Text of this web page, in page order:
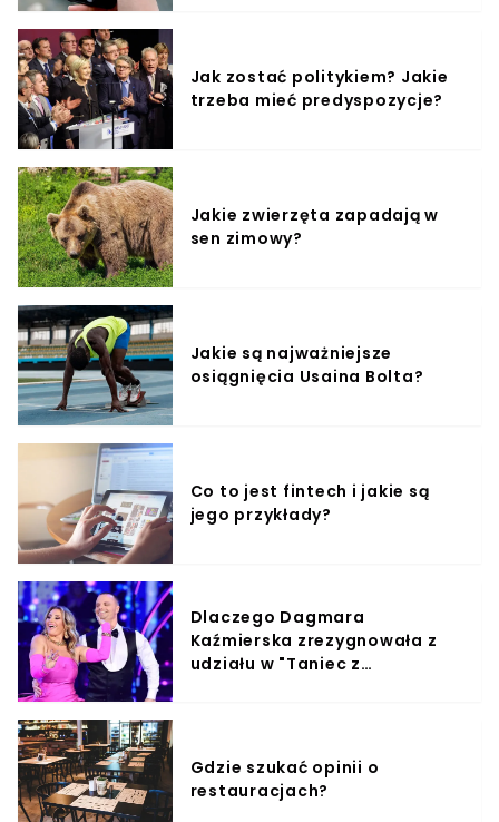
Jak zostać politykiem? Jakie
trzeba mieć predyspozycje?
Jakie zwierzęta zapadają w
sen zimowy?
Jakie są najważniejsze
osiągnięcia Usaina Bolta?
Co to jest fintech i jakie są
jego przykłady?
Dlaczego Dagmara
Kaźmierska zrezygnowała z
udziału w "Taniec z
Gdzie szukać opinii o
restauracjach?